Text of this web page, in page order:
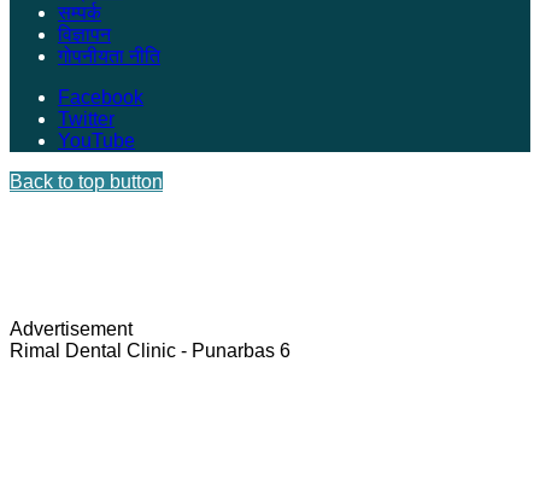
सम्पर्क
विज्ञापन
गोपनीयता नीति
Facebook
Twitter
YouTube
Back to top button
Advertisement
Rimal Dental Clinic - Punarbas 6